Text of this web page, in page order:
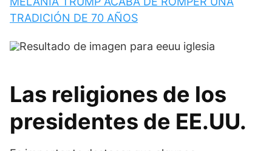
TRADICIÓN DE 70 AÑOS
Las religiones de los
presidentes de EE.UU.